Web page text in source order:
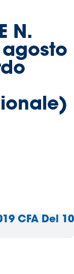
N.
agosto
CFA Del 10